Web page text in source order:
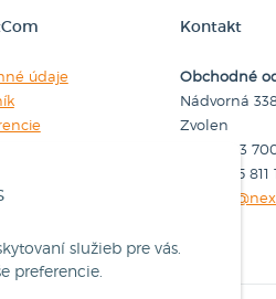
služieb pre vás.
preferencie.
údaje
Kontakt
Obchodné
Nádvorná
Zvolen
+ 421 45 3
+ 421 905 811